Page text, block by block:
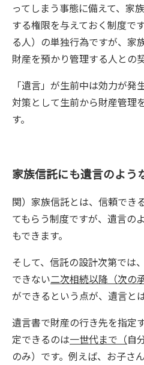
ってしまう事態に備えて、家
する権限を与えておく制度で
る人）の単独行為ですが、家
財産を預かり管理する人との
「遺言」が生前中は効力が
対策として生前から財産管理
す。
家族信託にも遺言のよう
関）家族信託とは、信頼でき
てもらう制度ですが、遺言の
もできます。
そして、信託の設計次第では
できない二次相続以降（次の
ができるという点が、遺言と
遺言書で財産の行き先を指定
定できるのは一世代まで（自
のみ）です。例えば、お子さ